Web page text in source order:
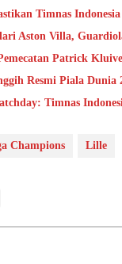
Timnas
Aston Villa,
Patrick
Resmi Piala Dunia
Timnas
Champions Lille